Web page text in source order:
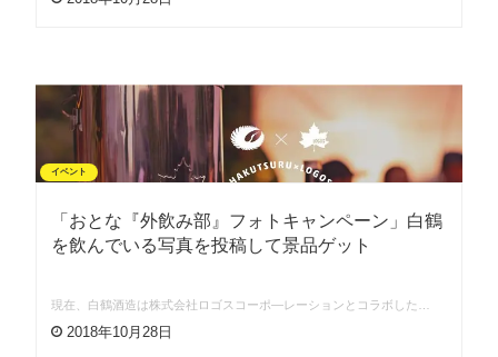
イベント
「おとな『外飲み部』フォトキャンペーン」白鶴
を飲んでいる写真を投稿して景品ゲット
現在、白鶴酒造は株式会社ロゴスコーポ―レーションとコラボした…
2018年10月28日